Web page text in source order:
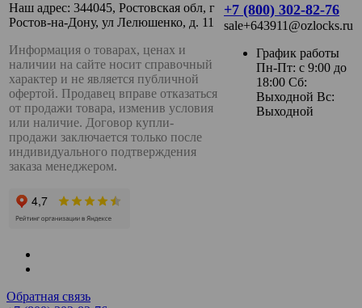
Наш адрес: 344045, Ростовская обл, г
Ростов-на-Дону, ул Лелюшенко, д. 11
Информация о товарах, ценах и
наличии на сайте носит справочный
характер и не является публичной
офертой. Продавец вправе отказаться
от продажи товара, изменив условия
или наличие. Договор купли-
продажи заключается только после
индивидуального подтверждения
заказа менеджером.
+7 (800) 302-82-76
sale+643911@ozlocks.ru
График работы
Пн-Пт: с 9:00 до
18:00 Сб:
Выходной Вс:
Выходной
Обратная связь